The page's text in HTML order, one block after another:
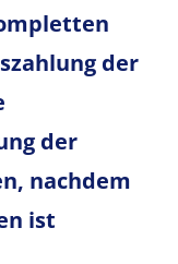
der
der
nachdem
ist